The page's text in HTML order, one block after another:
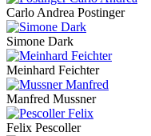
Carlo Andrea Postinger
Simone Dark
Meinhard Feichter
Manfred Mussner
Felix Pescoller